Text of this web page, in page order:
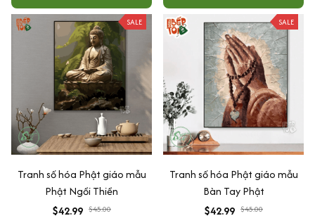
SALE
Tranh số hóa Phật giáo mẫu
Phật Ngồi Thiền
$42.99 $45.00
SALE
Tranh số hóa Phật giáo mẫu
Bàn Tay Phật
$42.99 $45.00